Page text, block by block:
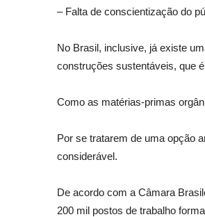
– Falta de conscientização do
No Brasil, inclusive, já existe
construções sustentáveis, que
Como as matérias-primas
Por se tratarem de uma opção
considerável.
De acordo com a Câmara
200 mil postos de trabalho